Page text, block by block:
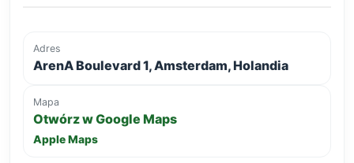
Adres
ArenA Boulevard 1, Amsterdam, Holandia
Mapa
Otwórz w Google Maps
Apple Maps